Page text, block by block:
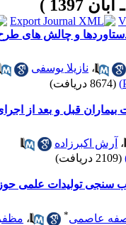
و چالش های
، نازیلا یوسفی
(8674 دریافت)
بیماران قبل و بعد از
، آرش اکبرزاده
(2109 دریافت)
سنجی تولیدات علمی
عاصمی* ،